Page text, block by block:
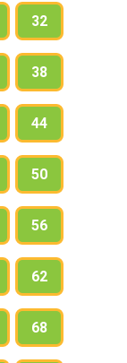
32
38
44
50
56
62
68